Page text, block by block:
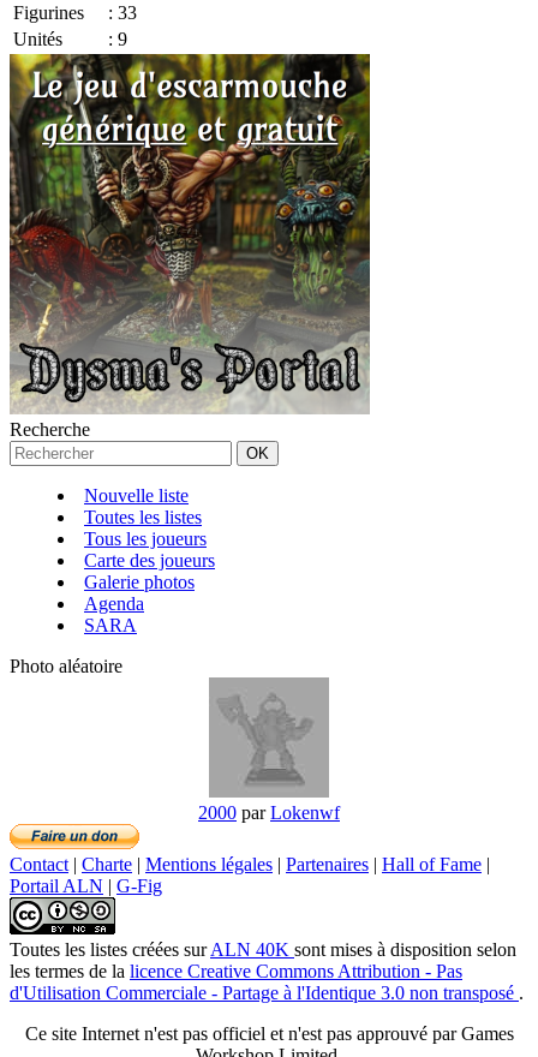
Figurines
: 33
Unités
: 9
Recherche
Nouvelle liste
Toutes les listes
Tous les joueurs
Carte des joueurs
Galerie photos
Agenda
SARA
Photo aléatoire
2000 parLokenwf
Contact | Charte | Mentions légales | Partenaires | Hall of Fame |
Portail ALN | G-Fig
Toutes les listes créées surALN 40K sont mises à disposition selon
les termes de la licence Creative Commons Attribution - Pas
d'Utilisation Commerciale - Partage à l'Identique 3.0 non transposé .
Ce site Internet n'est pas officiel et n'est pas approuvé par Games